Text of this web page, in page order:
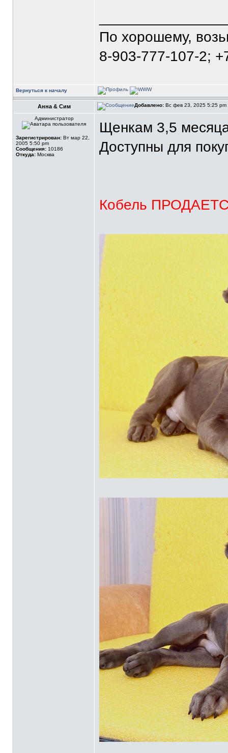
По хорошему,
8-903-777-107-2;
Вернуться к началу
Анна & Сим Добавлено: Вс фев 23, 2025 5:25 pm
Администратор
Зарегистрирован: Вт мар 22,
2005 5:50 pm
Сообщения: 10186
Откуда: Москва
Щенкам 3,5
Доступны для
Кобель